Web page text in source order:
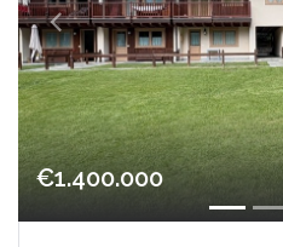
€1.400.000